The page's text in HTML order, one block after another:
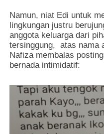
Namun, niat Edi untuk
lingkungan justru
anggota keluarga dari
tersinggung, atas nama
Nafiza membalas
bernada intimidatif: